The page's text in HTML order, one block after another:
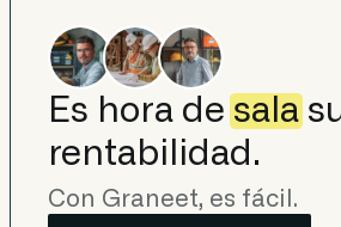
Es hora de sala
rentabilidad.
Con Graneet, es fácil.